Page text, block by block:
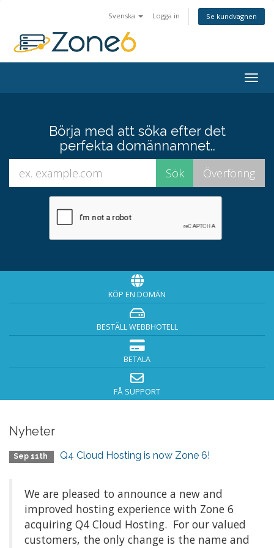
Svenska Logga in Se kundvagnen
Börja med att söka efter det
perfekta domännamnet..
KÖP EN DOMÄN
BESTÄLL WEBBHOTELL
BETALA
FÅ SUPPORT
Nyheter
Sep 11th Q4 Cloud Hosting is now Zone 6!
We are pleased to announce a new and
improved hosting experience with Zone 6
acquiring Q4 Cloud Hosting. For our valued
customers, the only change is the name and